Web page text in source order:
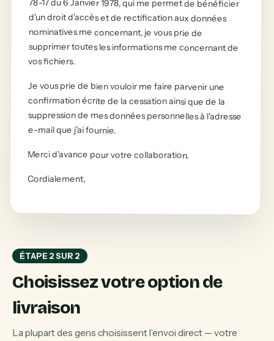
nominatives me concernant, je vous prie de
vos fichiers.
Je vous prie de bien vouloir me faire parvenir une
confirmation écrite de la cessation ainsi que de la
suppression de mes données personnelles à l'adresse
e-mail que j'ai fournie.
Merci d'avance pour votre collaboration.
Cordialement,
ÉTAPE 2 SUR 2
Choisissez votre option de
livraison
La plupart des gens choisissent l’envoi direct — votre